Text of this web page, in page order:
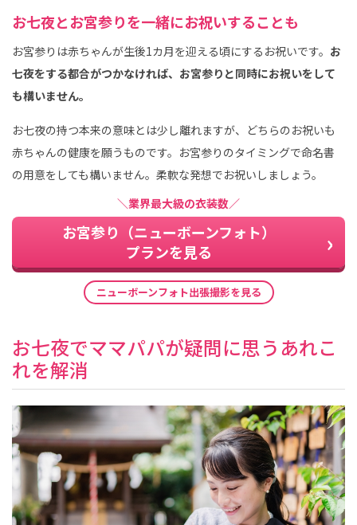
お七夜とお宮参りを一緒にお祝いすることも
お宮参りは赤ちゃんが生後1カ月を迎える頃にするお祝いです。 お
七夜をする都合がつかなければ、お宮参りと同時にお祝いをして
も構いません。
お七夜の持つ本来の意味とは少し離れますが、どちらのお祝いも
赤ちゃんの健康を願うものです。お宮参りのタイミングで命名書
の用意をしても構いません。柔軟な発想でお祝いしましょう。
＼業界最大級の衣装数／
お宮参り（ニューボーンフォト）
プランを見る
ニューボーンフォト出張撮影を見る
お七夜でママパパが疑問に思うあれこ
れを解消